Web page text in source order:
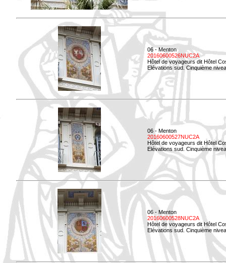
06 - Menton
20160600526NUC2A
Hôtel de voyageurs dit Hôtel
Elévations sud. Cinquième
06 - Menton
20160600527NUC2A
Hôtel de voyageurs dit Hôtel
Elévations sud. Cinquième
06 - Menton
20160600528NUC2A
Hôtel de voyageurs dit Hôtel
Elévations sud. Cinquième